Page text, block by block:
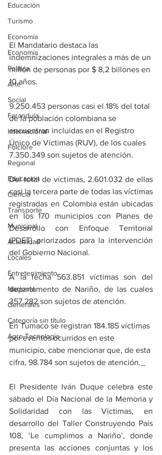
Educación
Turismo
Economía
Economía
Política
Arte
Social
Farandula
Internacional
Folclore
Regional
Educación
Ciencia
Transporte
Municipal
Actualidad
Locales
Entretenimiento
Nacional
Generales
Categoría sin título
Agro-Tecnología
El Mandatario destaca las
indemnizaciones integrales a más de un
millón de personas por $ 8,2 billones en
10 años.
9.250.453 personas casi el 18% del total
de la población colombiana se
encuentran incluidas en el Registro
Único de Víctimas (RUV), de los cuales
7.350.349 son sujetos de atención.
Del total de víctimas, 2.601.032 de ellas
casi la tercera parte de todas las víctimas
registradas en Colombia están ubicadas
en los 170 municipios con Planes de
Desarrollo con Enfoque Territorial
(PDET) priorizados para la intervención
del Gobierno Nacional.
A la fecha 563.851 víctimas son del
departamento de Nariño, de las cuales
357.282 son sujetos de atención.
En Tumaco se registran 184.185 víctimas
por eventos ocurridos en este
municipio, cabe mencionar que, de esta
cifra, 98.784 son sujetos de atención._
El Presidente Iván Duque celebra este
sábado el Día Nacional de la Memoria y
Solidaridad con las Víctimas, en
desarrollo del Taller Construyendo País
108, ‘Le cumplimos a Nariño’, donde
presenta las acciones conjuntas y los